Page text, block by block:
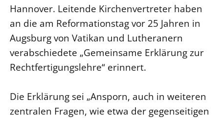
Hannover. Leitende Kirchenvertreter haben
an die am Reformationstag vor 25 Jahren in
Augsburg von Vatikan und Lutheranern
verabschiedete „Gemeinsame Erklärung zur
Rechtfertigungslehre“ erinnert.
Die Erklärung sei „Ansporn, auch in weiteren
zentralen Fragen, wie etwa der gegenseitigen
Rechnungsprüfungsamt
Fachstelle Sexualisierte Gewalt
Beschwerdestellen
Kirchenämter
Gleichstellung
Geschäftsstelle Landessynode
Gebäude
Suche